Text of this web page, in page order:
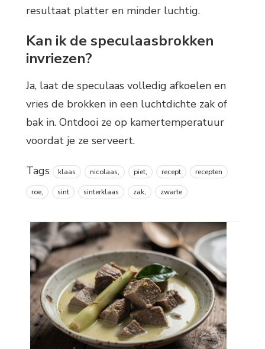
resultaat platter en minder luchtig.
Kan ik de speculaasbrokken
invriezen?
Ja, laat de speculaas volledig afkoelen en
vries de brokken in een luchtdichte zak of
bak in. Ontdooi ze op kamertemperatuur
voordat je ze serveert.
Tags klaas nicolaas, piet, recept recepten
roe, sint sinterklaas zak, zwarte